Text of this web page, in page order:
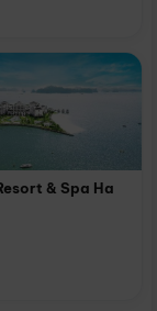
& Spa Ha